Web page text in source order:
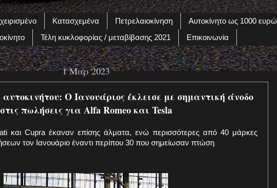
Κατασχεμένα Πετρελαιοκίνηση
Αυτοκίνητο ως 1000 ευρώ
Τέλη κυκλοφορίας / μεταβίβασης 2021 Επικοινωνία
1 Μαρ 2023
Ο Ιανουάριος έκλεισε με σημαντική άνοδο
στις πωλήσεις για Alfa Romeo και Tesla
και Cupra έκαναν επίσης άλματα, ενώ περισσότερες από 40 μάρκες
τον Ιανουάριο έναντι περίπου 30 που σημείωσαν πτώση